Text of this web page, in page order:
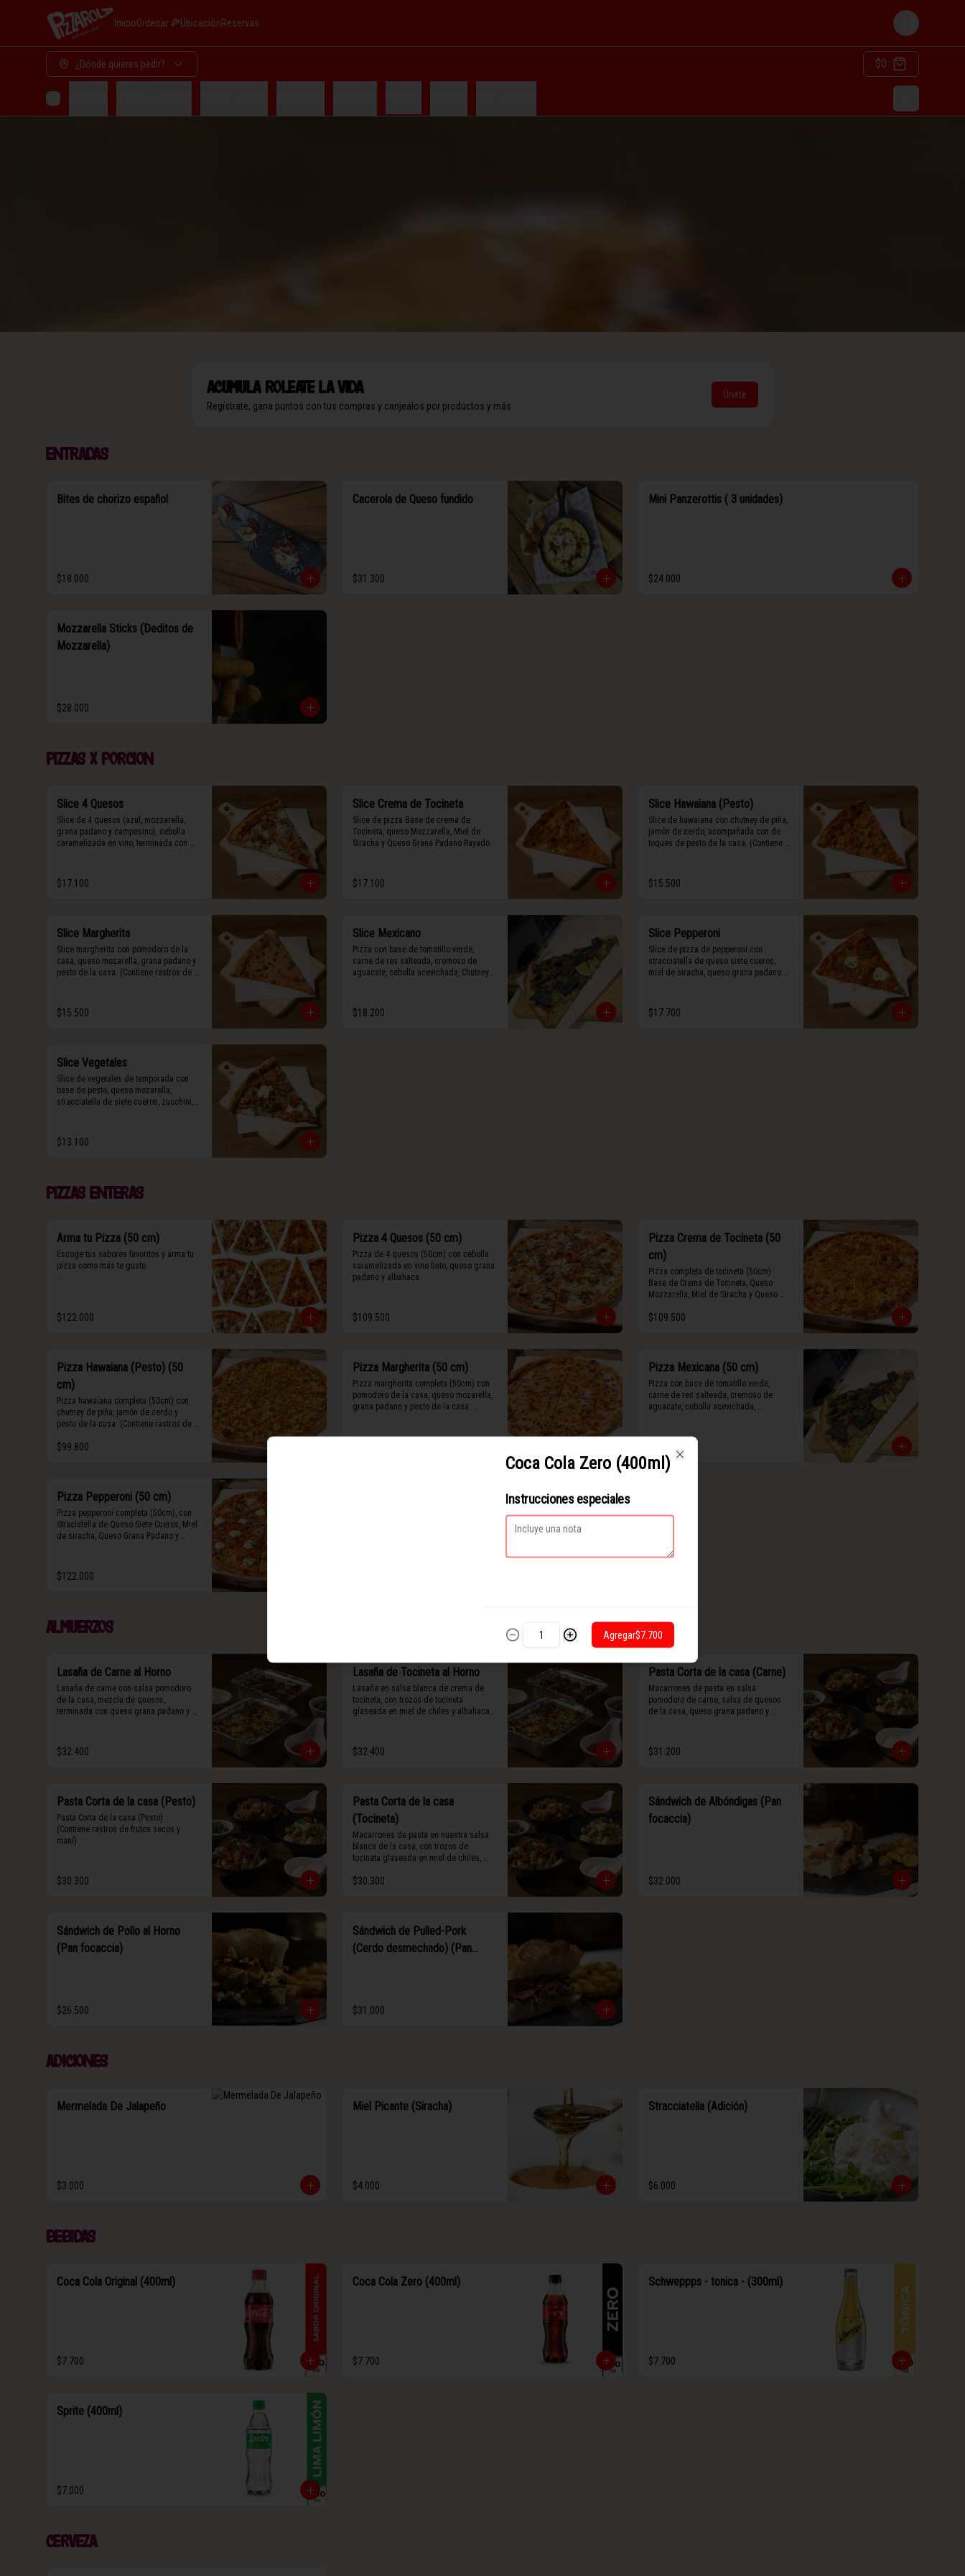
InicioOrdenar 🍕UbicaciónReservas
Login
¿Dónde quieres pedir? $0
AcumulaRoleate la vida
Regístrate, gana puntos con tus compras y canjealos por productos y más
Únete
Entradas
Bites de chorizo español
$18.000
Cacerola de Queso fundido
$31.300
Mini Panzerottis ( 3 unidades)
$24.000
Mozzarella Sticks (Deditos de
Mozzarella)
$28.000
Pizzas x porcion
Slice 4 Quesos
Slice de 4 quesos (azul, mozzarella,
grana padano y campesino), cebolla
caramelizada en vino, terminada con
$17.100
Slice Crema de Tocineta
Slice de pizza Base de crema de
Tocineta, queso Mozzarella, Miel de
Siracha y Queso Grana Padano Rayado.
$17.100
Slice Hawaiana (Pesto)
Slice de hawaiana con chutney de piña,
jamón de cerdo, acompañada con de
toques de pesto de la casa. (Contiene
$15.500
Slice Margherita
Slice margherita con pomodoro de la
casa, queso mozarella, grana padano y
pesto de la casa. (Contiene rastros de
$15.500
Slice Mexicano
Pizza con base de tomatillo verde,
carne de res salteada, cremoso de
aguacate, cebolla acevichada, Chutney
$18.200
Slice Pepperoni
Slice de pizza de pepperoni con
stracciatella de queso siete cueros,
miel de siracha, queso grana padano y
$17.700
Slice Vegetales
Slice de vegetales de temporada con
base de pesto, queso mozarella,
stracciatella de siete cueros, zucchini,
padano y albahaca fresca.
$13.100
Pizzas enteras
Arma tu Pizza (50 cm)
Escoge tus sabores favoritos y arma tu
pizza como más te guste.
frutos secos y maní.
$122.000
Pizza 4 Quesos (50 cm)
Pizza de 4 quesos (50cm) con cebolla
caramelizada en vino tinto, queso grana
padano y albahaca.
$109.500
Pizza Crema de Tocineta (50
cm)
Pizza completa de tocineta (50cm)
Base de Crema de Tocineta, Queso
Mozzarella, Miel de Siracha y Queso
$109.500
Pizza Hawaiana (Pesto) (50
cm)
Pizza hawaiana completa (50cm) con
chutney de piña, jamón de cerdo y
pesto de la casa. (Contiene rastros de
$99.800
Pizza Margherita (50 cm)
Pizza margherita completa (50cm) con
pomodoro de la casa, queso mozarella,
grana padano y pesto de la casa.
Pizza Mexicana (50 cm)
Pizza con base de tomatillo verde,
carne de res salteada, cremoso de
aguacate, cebolla acevichada,
Pizza Pepperoni (50 cm)
Pizza pepperoni completa (50cm), con
Straciatella de Queso Siete Cueros, Miel
de siracha, Queso Grana Padano y
$122.000
Almuerzos
Lasaña de Carne al Horno
Lasaña de carne con salsa pomodoro
de la casa, mezcla de quesos,
terminada con queso grana padano y
$32.400
Lasaña de Tocineta al Horno
Lasaña en salsa blanca de crema de
tocineta, con trozos de tocineta
glaseada en miel de chiles y albahaca
$32.400
Pasta Corta de la casa (Carne)
Macarrones de pasta en salsa
pomodoro de carne, salsa de quesos
de la casa, queso grana padano y
$31.200
Pasta Corta de la casa (Pesto)
Pasta Corta de la casa (Pesto)
(Contiene rastros de frutos secos y
maní).
$30.300
Pasta Corta de la casa
(Tocineta)
Macarrones de pasta en nuestra salsa
blanca de la casa, con trozos de
tocineta glaseada en miel de chiles,
$30.300
Sándwich de Albóndigas (Pan
focaccia)
$32.000
Sándwich de Pollo al Horno
(Pan focaccia)
$26.500
Sándwich de Pulled-Pork
(Cerdo desmechado) (Pan
$31.000
Adiciones
Mermelada De Jalapeño
$3.000
Miel Picante (Siracha)
$4.000
Stracciatella (Adición)
$6.000
Bebidas
Coca Cola Original (400ml)
$7.700
Coca Cola Zero (400ml)
$7.700
Schweppps - tonica - (300ml)
$7.700
Sprite (400ml)
$7.000
Cerveza
Coca Cola Zero (400ml)
Instrucciones especiales
Agregar$7.700